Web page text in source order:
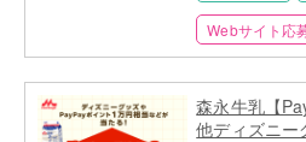
Webサイト応
森永牛乳【
他ディズニー